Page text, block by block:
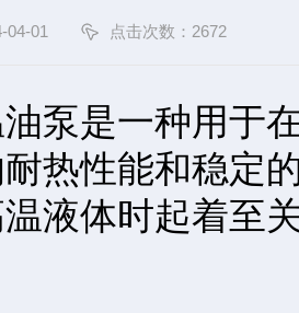
04-01 点击次数：2672
是一种用于在
热性能和稳定
液体时起着至